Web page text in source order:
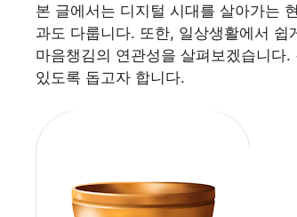
본 글에서는 디지털 시대를 살아가는
과도 다룹니다. 또한, 일상생활에서
마음챙김의 연관성을 살펴보겠습니다
있도록 돕고자 합니다.